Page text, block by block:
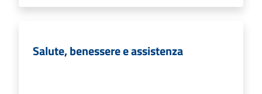
Salute, benessere e assistenza